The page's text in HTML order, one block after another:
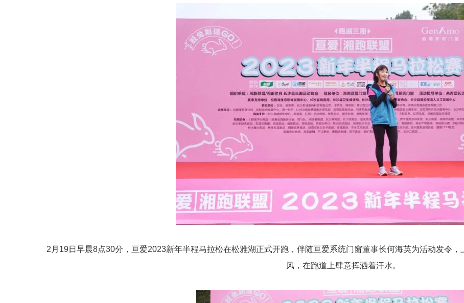
2月19日早晨8点30分，亘爱2023新年半程马拉松在松雅湖正式开跑，伴随亘爱系统门窗董事长何海英为活动发令
风，在跑道上肆意挥洒着汗水。